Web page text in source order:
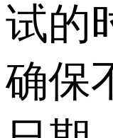
试的
确保